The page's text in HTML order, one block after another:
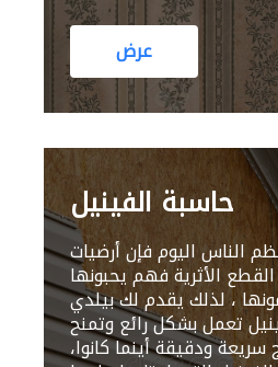
عرض
حاسبة الفينيل
الناس اليوم فإن أرضيات
الأثرية فهم يحبونها
، لذلك يقدم لك بيلدي
تعمل بشكل رائع وتمنح
ودقيقة أينما كانوا،